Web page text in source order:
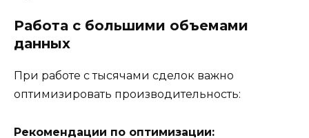
Работа с большими объемами
данных
При работе с тысячами сделок важно
оптимизировать производительность:
Рекомендации по оптимизации: